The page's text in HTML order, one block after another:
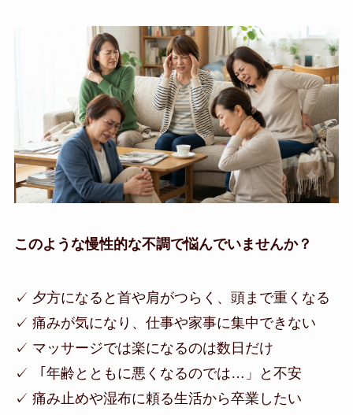
このような慢性的な不調で悩んでいませんか？
✓ 夕方になると首や肩がつらく、頭まで重くなる
✓ 痛みが気になり、仕事や家事に集中できない
✓ マッサージでは楽になるのは数日だけ
✓ 「年齢とともに悪くなるのでは…」と不安
✓ 痛み止めや湿布に頼る生活から卒業したい